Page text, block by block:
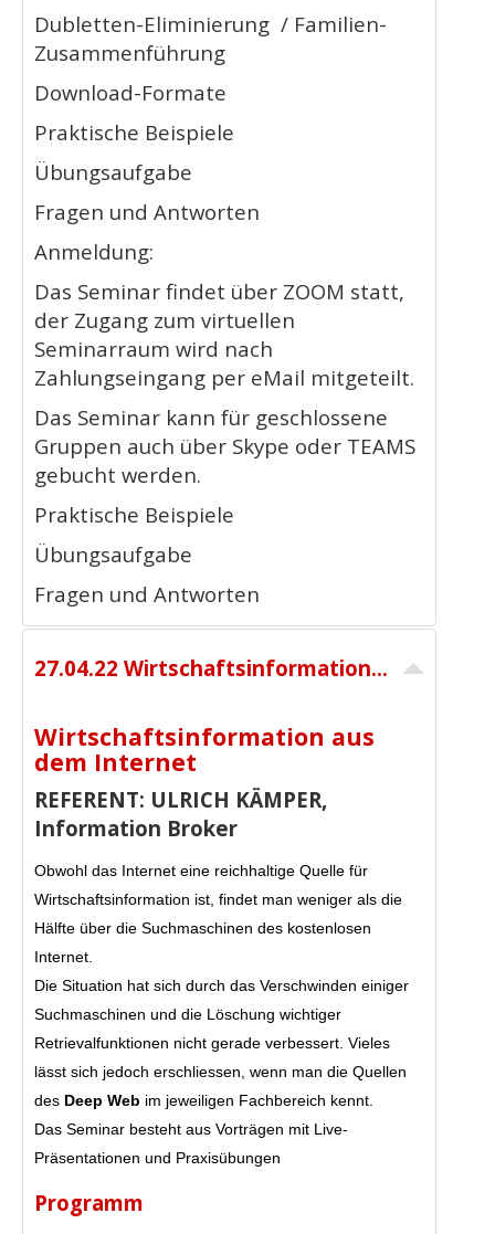
Dubletten-Eliminierung / Familien-
Zusammenführung
Download-Formate
Praktische Beispiele
Übungsaufgabe
Fragen und Antworten
Anmeldung:
Das Seminar findet über ZOOM statt,
der Zugang zum virtuellen
Seminarraum wird nach
Zahlungseingang per eMail mitgeteilt.
Das Seminar kann für geschlossene
Gruppen auch über Skype oder TEAMS
gebucht werden.
Praktische Beispiele
Übungsaufgabe
Fragen und Antworten
27.04.22 Wirtschaftsinformation aus dem Internet 9:30 -13:00 Uhr 190,00 € netto
Wirtschaftsinformation aus
dem Internet
REFERENT: ULRICH KÄMPER,
Information Broker
Obwohl das Internet eine reichhaltige Quelle für
Wirtschaftsinformation ist, findet man weniger als die
Hälfte über die Suchmaschinen des kostenlosen
Internet.
Die Situation hat sich durch das Verschwinden einiger
Suchmaschinen und die Löschung wichtiger
Retrievalfunktionen nicht gerade verbessert. Vieles
lässt sich jedoch erschliessen, wenn man die Quellen
des Deep Web im jeweiligen Fachbereich kennt.
Das Seminar besteht aus Vorträgen mit Live-
Präsentationen und Praxisübungen
Programm